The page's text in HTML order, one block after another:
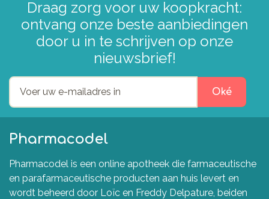
Draag zorg voor uw koopkracht:
ontvang onze beste aanbiedingen
door u in te schrijven op onze
nieuwsbrief!
Oké
Pharmacodel
Pharmacodel is een online apotheek die farmaceutische
en parafarmaceutische producten aan huis levert en
wordt beheerd door Loïc en Freddy Delpature, beiden